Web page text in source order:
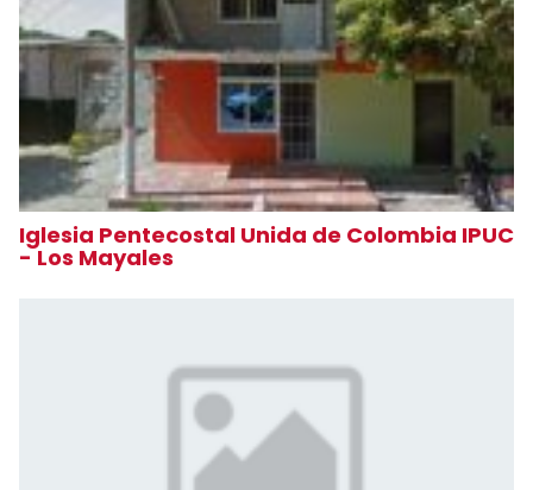
Iglesia Pentecostal Unida de Colombia IPUC
- Los Mayales